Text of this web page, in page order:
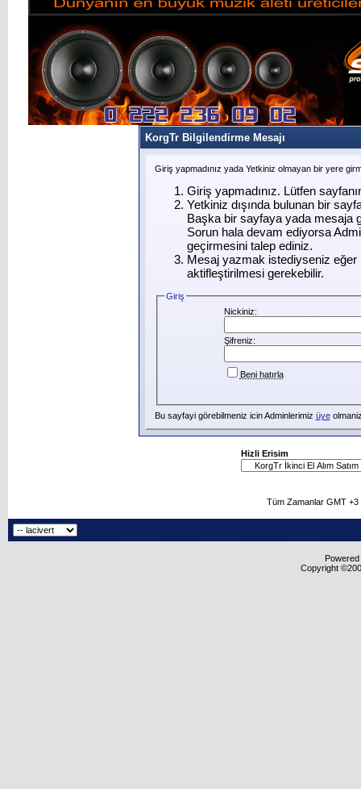
KorgTr Bilgilendirme Mesajı
Giriş yapmadınız yada Yetkiniz olmayan bir yere
Giriş yapmadınız. Lütfen
Yetkiniz dışında bulunan bir
Başka bir sayfaya yada mesaja
Sorun hala devam ediyorsa
geçirmesini talep ediniz.
Mesaj yazmak istediyseniz eğer
aktifleştirilmesi gerekebilir.
Giriş
Nickiniz:
Şifreniz:
Beni hatırla
Bu sayfayi görebilmeniz icin Adminlerimiz üye
Hizli Erisim
Tüm Zamanlar GMT
Copyright